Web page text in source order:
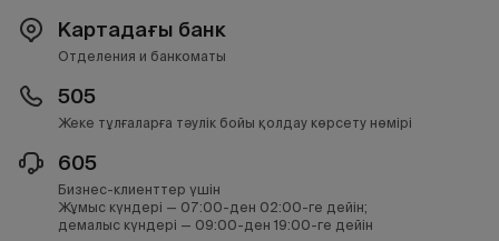
Картадағы банк
Отделения и банкоматы
505
Жеке тұлғаларға тәулік бойы қолдау көрсету нөмірі
605
Бизнес-клиенттер үшін
Жұмыс күндері — 07:00-ден 02:00-ге дейін;
демалыс күндері — 09:00-ден 19:00-ге дейін